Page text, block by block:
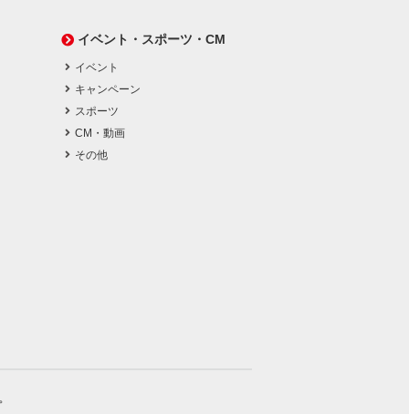
イベント・スポーツ・CM
イベント
キャンペーン
スポーツ
CM・動画
その他